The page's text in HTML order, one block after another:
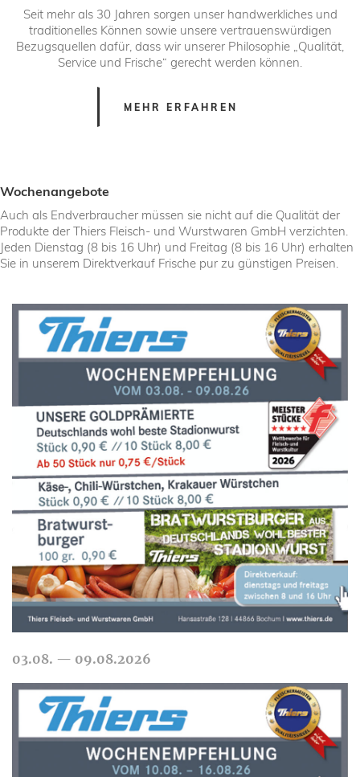
Seit mehr als 30 Jahren sorgen unser handwerkliches und
traditionelles Können sowie unsere vertrauenswürdigen
Bezugsquellen dafür, dass wir unserer Philosophie „Qualität,
Service und Frische“ gerecht werden können.
MEHR ERFAHREN
Wochenangebote
Auch als Endverbraucher müssen sie nicht auf die Qualität der
Produkte der Thiers Fleisch- und Wurstwaren GmbH verzichten.
Jeden Dienstag (8 bis 16 Uhr) und Freitag (8 bis 16 Uhr) erhalten
Sie in unserem Direktverkauf Frische pur zu günstigen Preisen.
MEHR
03.08. — 09.08.2026